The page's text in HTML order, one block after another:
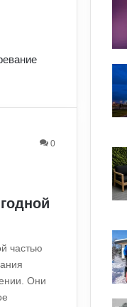
0
частью
Они